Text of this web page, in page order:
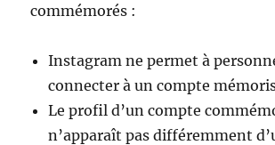
commémorés :
Instagram ne permet à
connecter à un compte
Le profil d’un compte
n’apparaît pas différemment